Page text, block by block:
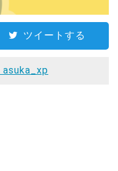
ツイートする